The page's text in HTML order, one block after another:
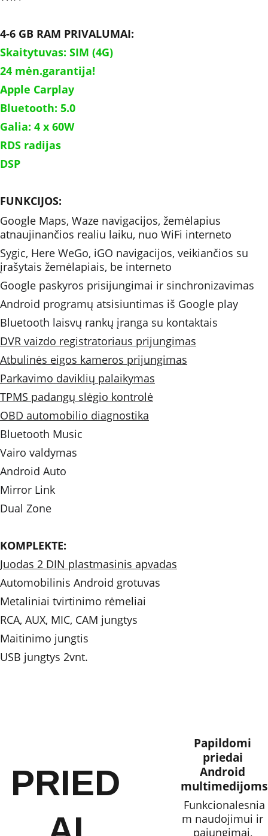
4-6 GB RAM PRIVALUMAI:
Skaitytuvas: SIM (4G)
24 mėn.garantija!
Apple Carplay
Bluetooth: 5.0
RDS radijas
DSP
FUNKCIJOS:
Google Maps, Waze navigacijos, žemėlapius
atnaujinančios realiu laiku, nuo WiFi interneto
Sygic, Here WeGo, iGO navigacijos, veikiančios su
įrašytais žemėlapiais, be interneto
Google paskyros prisijungimai ir sinchronizavimas
Android programų atsisiuntimas iš Google play
Bluetooth laisvų rankų įranga su kontaktais
DVR vaizdo registratoriaus prijungimas
Atbulinės eigos kameros prijungimas
Parkavimo daviklių palaikymas
TPMS padangų slėgio kontrolė
OBD automobilio diagnostika
Bluetooth Music
Vairo valdymas
Android Auto
Mirror Link
Dual Zone
KOMPLEKTE:
Juodas 2 DIN plastmasinis apvadas
Automobilinis Android grotuvas
Metaliniai tvirtinimo rėmeliai
RCA, AUX, MIC, CAM jungtys
Maitinimo jungtis
USB jungtys 2vnt.
PRIED
Papildomi
priedai
Android
multimedijoms
Funkcionalesnia
m naudojimui ir
pajungimai,